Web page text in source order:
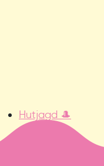
Hutjagd 🎩